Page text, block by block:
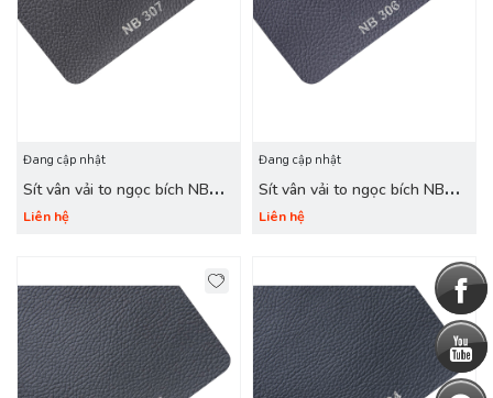
Đang cập nhật
Sít vân vải to ngọc bích NB
307 ghi khói
Liên hệ
Đang cập nhật
Sít vân vải to ngọc bích NB
306 ghi xanh
Liên hệ